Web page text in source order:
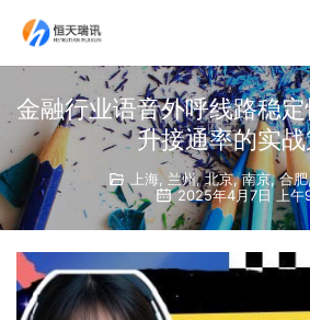
金融行业语音外呼线路稳
升接通率的实
上海, 兰州,北京,南京,合肥
2025年4月7日 上午